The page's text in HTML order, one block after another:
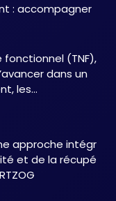
: accompagner
(TNF),
dans un
les…
approche intégr
et de la récupé